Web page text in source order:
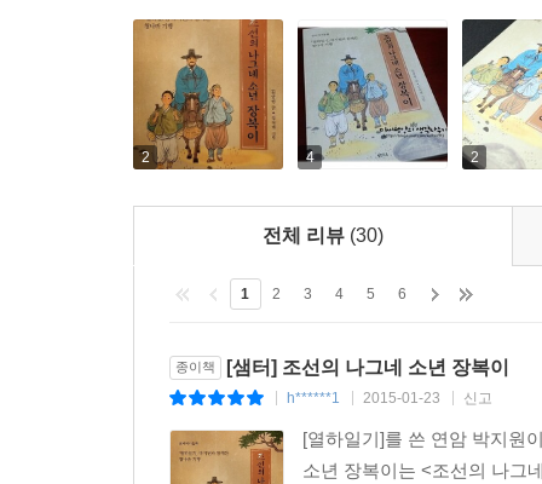
조선에서는 그토록 게으르고 한가했던 뚱선비
가득한 눈으로 청나라 구석구석을 열심히 살폈습
청나라에서의 여정을 담은 후반부는『열하일기
연암 박지원이 직접 경험하고『열하일기』에
비교해보는 것은 어떨까요? 어린이들이 어려운
너무나도 알찼던 65일간의 나그넷길
한양성을 5월 25일에 떠나 의주대로를 거쳐,
험난했던 65일간 나그넷길의 끝이 보입니다.
한인, 몽고인, 만주인, 서역인…… 피부도 다르
2 4 2
전체 리뷰 (30)
1 2 3 4 5 6
종이책 [샘터] 조선의 나그네 소년 장복이
h******1 2015-01-23 신고
[열하일기]를 쓴 연암 박지원
소년 장복이는 <조선의 나그